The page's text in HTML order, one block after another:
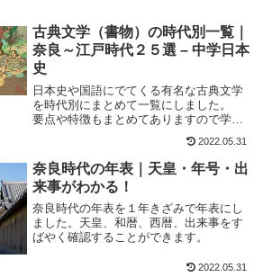
古典文学（書物）の時代別一覧｜
奈良～江戸時代２５選 – 中学日本
史
日本史や国語にでてくる有名な古典文学
を時代別にまとめて一覧にしました。
要点や特徴もまとめてありますので学習
2022.05.31
奈良時代の年表｜天皇・年号・出
来事がわかる！
奈良時代の年表を１年きざみで年表にし
ました。天皇、和暦、西暦、出来事をす
ばやく確認することができます。
2022.05.31